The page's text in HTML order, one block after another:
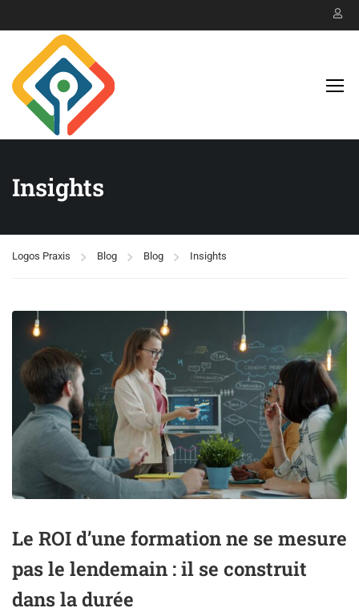
Insights
Logos Praxis Blog Blog Insights
Le ROI d’une formation ne se mesure
pas le lendemain : il se construit
dans la durée